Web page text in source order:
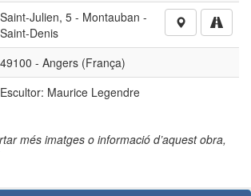
Escultor: Maurice Legendre
més imatges o informació d’aquest obra,
la reproducció d’imatges o continguts
el consentiment exprés de l'autor